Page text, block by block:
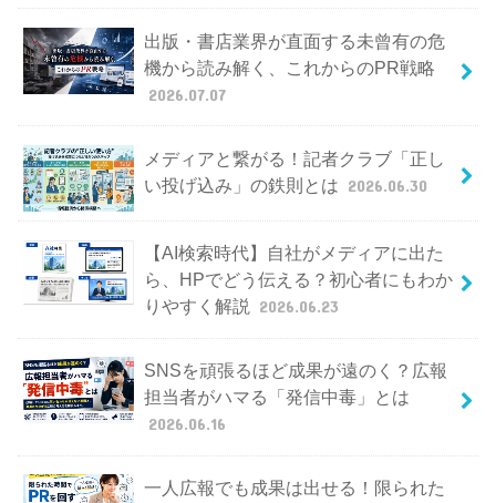
出版・書店業界が直面する未曾有の危
機から読み解く、これからのPR戦略
2026.07.07
メディアと繋がる！記者クラブ「正し
い投げ込み」の鉄則とは 2026.06.30
【AI検索時代】自社がメディアに出た
ら、HPでどう伝える？初心者にもわか
りやすく解説
2026.06.23
SNSを頑張るほど成果が遠のく？広報
担当者がハマる「発信中毒」とは
2026.06.16
一人広報でも成果は出せる！限られた